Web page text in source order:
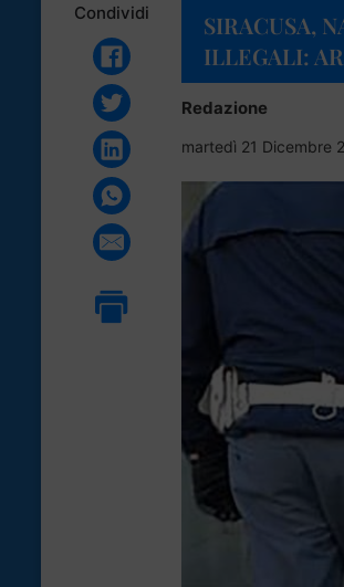
Condividi
SIRACUSA,
ILLEGALI:
Redazione
martedì 21 Dicembre